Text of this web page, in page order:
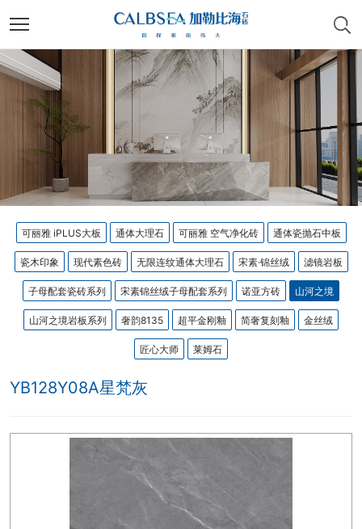
可丽雅 iPLUS大板 通体大理石 可丽雅 空气净化砖 通体瓷抛石中板
瓷木印象 现代素色砖 无限连纹通体大理石 宋素·锦丝绒 滤镜岩板
子母配套瓷砖系列 宋素锦丝绒子母配套系列 诺亚方砖 山河之境
山河之境岩板系列 奢韵8135 超平金刚釉 简奢复刻釉 金丝绒
匠心大师 莱姆石
YB128Y08A星梵灰